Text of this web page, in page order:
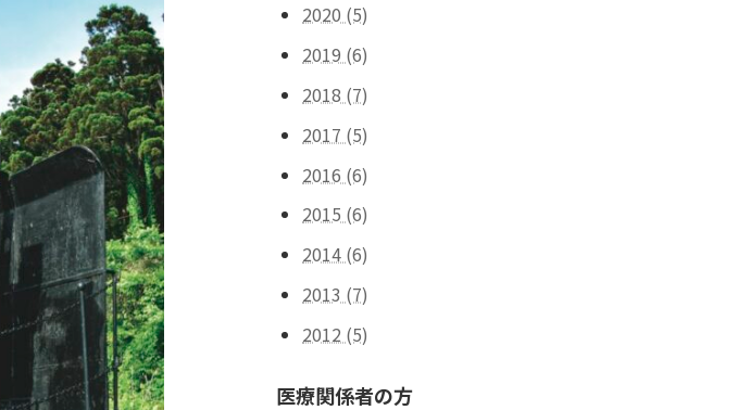
2020 (5)
2019 (6)
2018 (7)
2017 (5)
2016 (6)
2015 (6)
2014 (6)
2013 (7)
2012 (5)
医療関係者の方